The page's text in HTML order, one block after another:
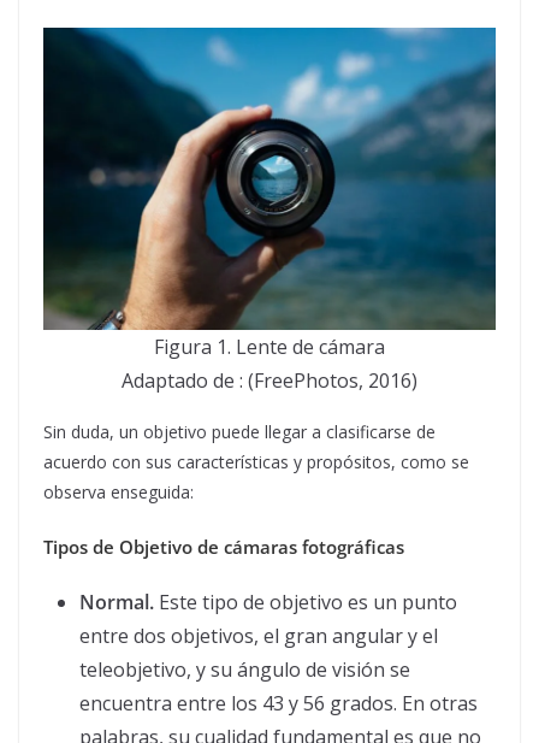
Figura 1. Lente de cámara
Adaptado de : (FreePhotos, 2016)
Sin duda, un objetivo puede llegar a clasificarse de
acuerdo con sus características y propósitos, como se
observa enseguida:
Tipos de Objetivo de cámaras fotográficas
Normal. Este tipo de objetivo es un punto
entre dos objetivos, el gran angular y el
teleobjetivo, y su ángulo de visión se
encuentra entre los 43 y 56 grados. En otras
palabras, su cualidad fundamental es que no